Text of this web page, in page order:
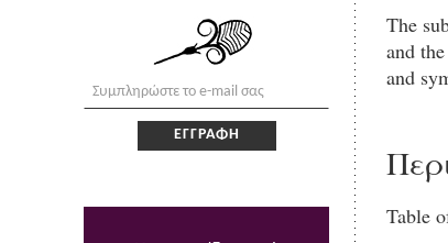
The
and
and
Table